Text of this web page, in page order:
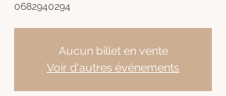
0682940294
Aucun billet en vente
Voir d'autres événements